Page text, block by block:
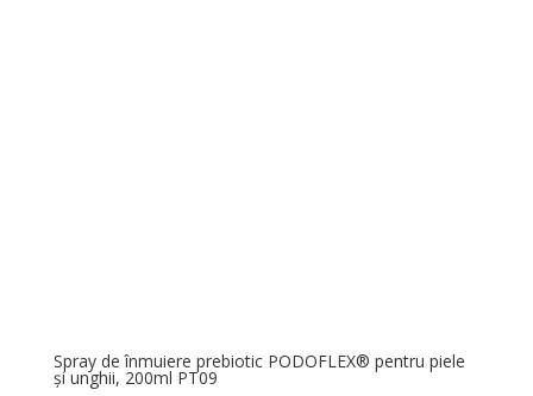
Spray de înmuiere prebiotic PODOFLEX® pentru piele
și unghii, 200ml PT09